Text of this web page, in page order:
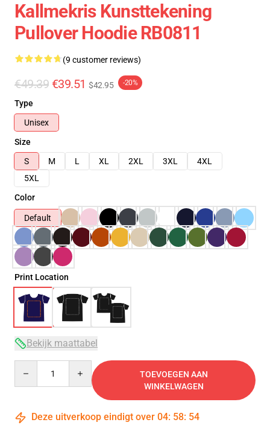
Kallmekris Kunsttekening
Pullover Hoodie RB0811
(9 customer reviews)
€49.39 €39.51 $42.95 -20%
Type
Unisex
Size
S
M L XL 2XL 3XL
4XL
5XL
Color
Default
Print Location
Bekijk maattabel
TOEVOEGEN AAN
WINKELWAGEN
Deze uitverkoop eindigt over 04: 58: 53